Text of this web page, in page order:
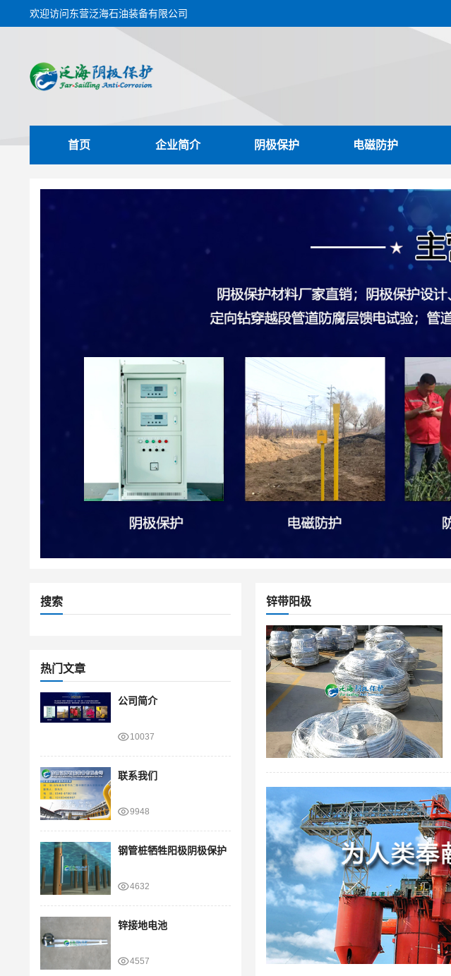
欢迎访问东营泛海石油装备有限公司
首页 企业简介 阴极保护 电磁防护
搜索
热门文章
公司简介
10037
联系我们
9948
钢管桩牺牲阳极阴极保护
4632
锌接地电池
4557
锌带阳极